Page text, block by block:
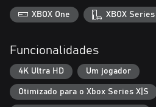
Em quem Abby pode confiar? Será ela
verdade? Poderá Abby definir o
prendem você."
XBOX One XBOX Series
Funcionalidades
4K Ultra HD Um jogador
Otimizado para o Xbox Series X|S